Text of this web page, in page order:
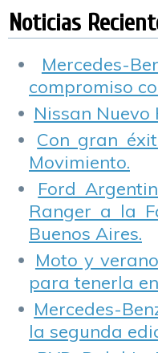
Noticias
Mercedes-
compromiso
Nissan Nuevo
Con gran
Movimiento.
Ford
Ranger a la
Buenos Aires.
Moto y
para tenerla
Mercedes-
la segunda